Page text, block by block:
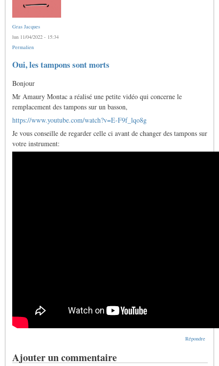
Gras Jacques
lun 11/04/2022 - 15:34
Permalien
En
réponse
Oui,
tampons
sont
morts…
par
Oui, les tampons sont morts
Bonjour
Mr Amaury Montac a réalisé une petite vidéo qui concerne le
remplacement des tampons sur un basson,
https://www.youtube.com/watch?v=E-F9f_lqo8g
Je vous conseille de regarder celle ci avant de changer des tampons sur
votre instrument:
Répondre
Ajouter un commentaire